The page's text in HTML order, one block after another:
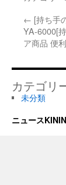
← [持ち手
YA-6000[
ア商品 便
カテゴリ
未分類
ニュース